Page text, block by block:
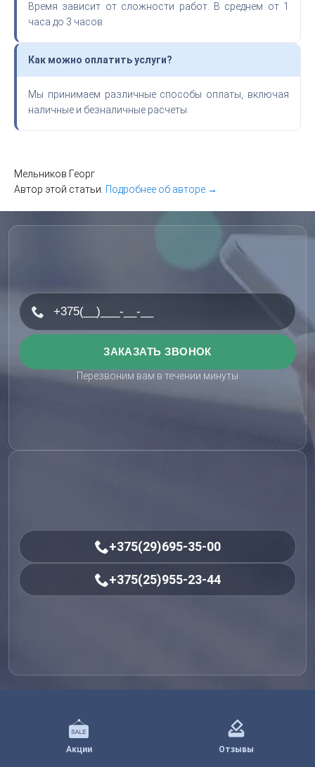
Время зависит от сложности работ. В среднем от 1
часа до 3 часов.
Как можно оплатить услуги?
Мы принимаем различные способы оплаты, включая
наличные и безналичные расчеты.
Мельников Георг
Автор этой статьи. Подробнее об авторе →
Перезвоним вам в течении минуты
+375(29)695-35-00
+375(25)955-23-44
Акции Отзывы